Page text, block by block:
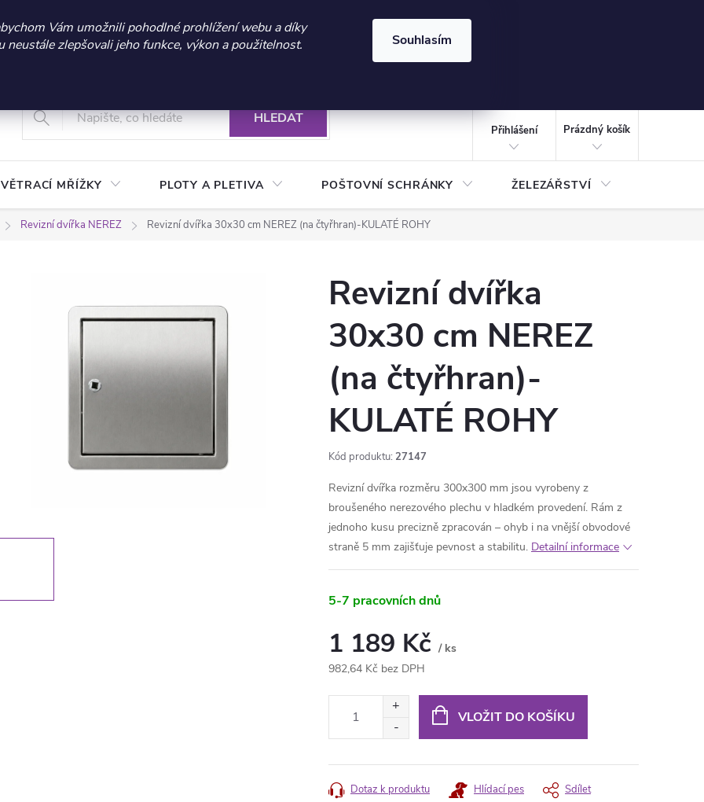
sleva 300 Kč při nákupu nad 3.000 Kč | Platnost do 21.9.2026 ⏰ | Kód: LÉTO2026
Vám umožnili pohodlné prohlížení webu a díky
neustále zlepšovali jeho funkce, výkon a použitelnost.
Souhlasím
+420 604 269 200
Vrácení a reklamace zboží Podmínky ochrany osobních údajů
HLEDAT
Přihlášení
KOŠÍK
Prázdný košík
VĚTRACÍ MŘÍŽKY PLOTY A PLETIVA POŠTOVNÍ SCHRÁNKY ŽELEZÁŘSTVÍ
Revizní dvířka NEREZ Revizní dvířka 30x30 cm NEREZ (na čtyřhran)-KULATÉ ROHY
Revizní dvířka
30x30 cm NEREZ
(na čtyřhran)-
KULATÉ ROHY
Kód produktu: 27147
Revizní dvířka rozměru 300x300 mm jsou vyrobeny z
broušeného nerezového plechu v hladkém provedení. Rám z
jednoho kusu precizně zpracován – ohyb i na vnější obvodové
straně 5 mm zajišťuje pevnost a stabilitu. Detailní informace
5-7 pracovních dnů
1 189 Kč / ks
982,64 Kč bez DPH
VLOŽIT DO KOŠÍKU
Dotaz k produktu Hlídací pes Sdílet